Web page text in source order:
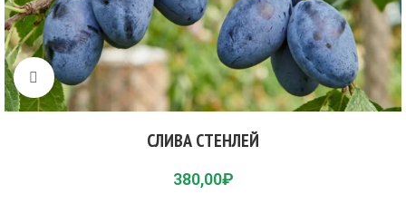
Click to enlarge
СЛИВА СТЕНЛЕЙ
380,00₽